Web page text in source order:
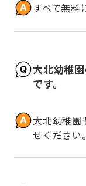
すべて無料
大北幼稚
です。
大北幼稚園
せください。